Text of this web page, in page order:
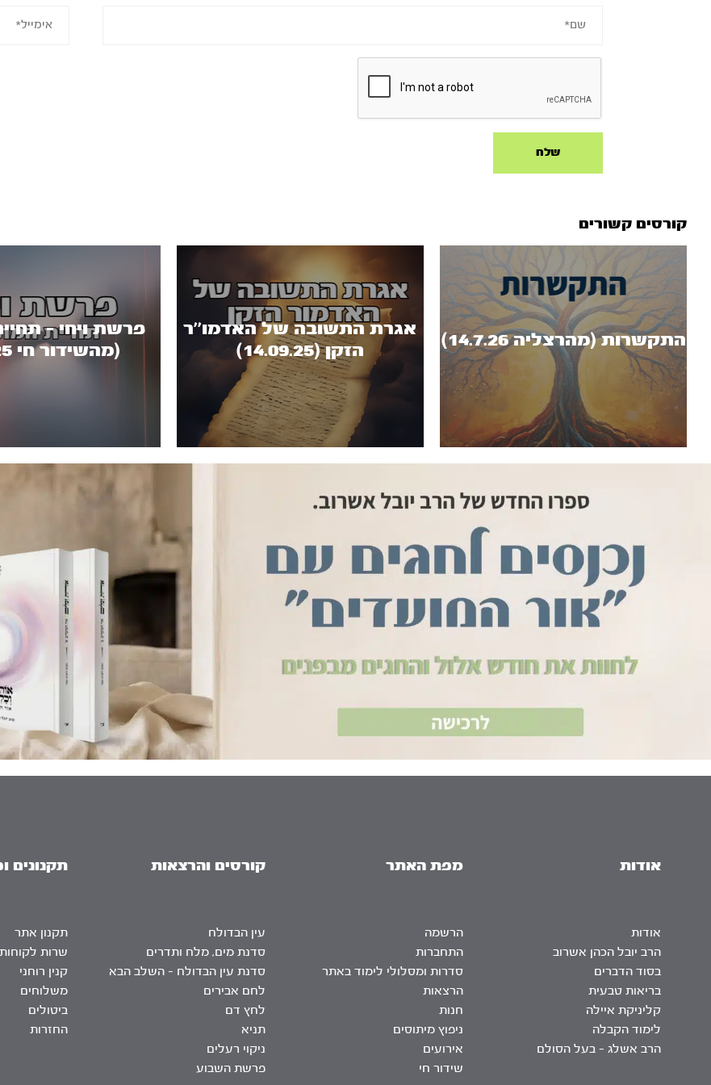
קורסים קשורים
התקשרות (מהרצליה 14.7.26)
אגרת התשובה של האדמו''ר
הזקן (14.09.25)
פרשת ויחי -
(מהשידור חי 9.1.25)
אודות
אודות
הרב יובל הכהן אשרוב
בסוד הדברים
בריאות טבעית
קליניקת איילה
לימוד הקבלה
הרב אשלג – בעל הסולם
מפת האתר
הרשמה
התחברות
סדרות ומסלולי לימוד באתר
הרצאות
חנות
ניפוץ מיתוסים
אירועים
שידור חי
קורסים והרצאות
עין הבדולח
סדנת מים, מלח ותדרים
סדנת עין הבדולח – השלב הבא
לחם אבירים
לחץ דם
תניא
ניקוי רעלים
פרשת השבוע
תקנונים
תקנון אתר
שרות לקוחות
קנין רוחני
משלוחים
ביטולים
החזרות